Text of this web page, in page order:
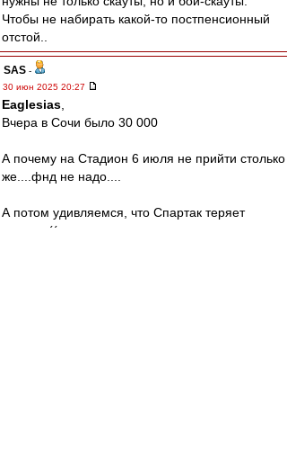
Чтобы не набирать какой-то постпенсионный
отстой..
SAS -
30 июн 2025 20:27
Eaglesias
Вчера в Сочи было 30 000
А почему на Стадион 6 июля не прийти столько
же....фнд не надо....
А потом удивляемся, что Спартак теряет
зрителя((